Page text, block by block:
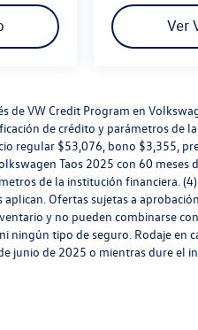
Ver
de VW Credit Program en
de crédito y parámetros de
regular $53,076, bono $3,355,
Taos 2025 con 60
de la institución financiera.
aplican. Ofertas sujetas a
y no pueden combinarse
ningún tipo de seguro. Rodaje en
junio de 2025 o mientras dure el